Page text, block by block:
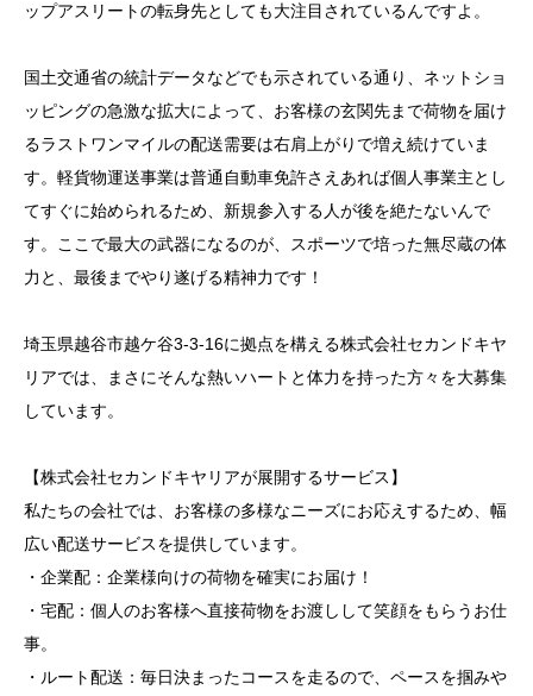
ップアスリートの転身先としても大注目されているんですよ。
国土交通省の統計データなどでも示されている通り、ネットショ
ッピングの急激な拡大によって、お客様の玄関先まで荷物を届け
るラストワンマイルの配送需要は右肩上がりで増え続けていま
す。軽貨物運送事業は普通自動車免許さえあれば個人事業主とし
てすぐに始められるため、新規参入する人が後を絶たないんで
す。ここで最大の武器になるのが、スポーツで培った無尽蔵の体
力と、最後までやり遂げる精神力です！
埼玉県越谷市越ケ谷3-3-16に拠点を構える株式会社セカンドキヤ
リアでは、まさにそんな熱いハートと体力を持った方々を大募集
しています。
【株式会社セカンドキヤリアが展開するサービス】
私たちの会社では、お客様の多様なニーズにお応えするため、幅
広い配送サービスを提供しています。
・企業配：企業様向けの荷物を確実にお届け！
・宅配：個人のお客様へ直接荷物をお渡しして笑顔をもらうお仕
事。
・ルート配送：毎日決まったコースを走るので、ペースを掴みや